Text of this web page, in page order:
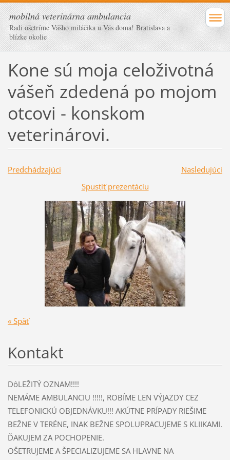
mobilná veterinárna ambulancia
Radi ošetríme Vášho miláčika u Vás doma! Bratislava a
blízke okolie
Kone sú moja celoživotná
vášeň zdedená po mojom
otcovi - konskom
veterinárovi.
Predchádzajúci
Nasledujúci
Spustiť prezentáciu
« Späť
Kontakt
DôLEŽITÝ OZNAM!!!!
NEMÁME AMBULANCIU !!!!!, ROBÍME LEN VÝJAZDY CEZ
TELEFONICKÚ OBJEDNÁVKU!!! AKÚTNE PRÍPADY RIEŠIME
BEŽNE V TERÉNE, INAK BEŽNE SPOLUPRACUJEME S KLIIKAMI.
ĎAKUJEM ZA POCHOPENIE.
OŠETRUJEME A ŠPECIALIZUJEME SA HLAVNE NA